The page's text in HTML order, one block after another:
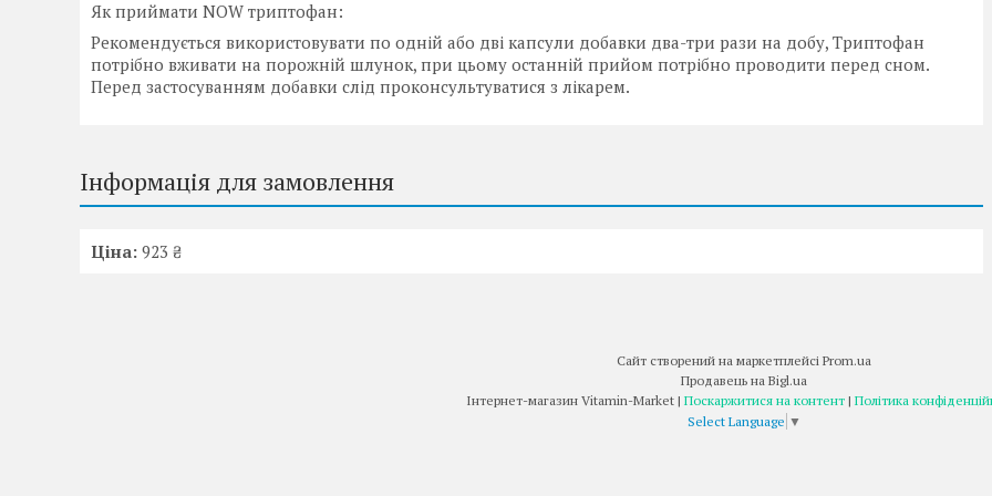
Як приймати NOW триптофан:
Рекомендується використовувати по одній або дві капсули добавки два-три рази на добу, Триптофан
потрібно вживати на порожній шлунок, при цьому останній прийом потрібно проводити перед сном.
Перед застосуванням добавки слід проконсультуватися з лікарем.
Інформація для замовлення
Ціна: 923 ₴
Сайт створений на маркетплейсі Prom.ua
Продавець на Bigl.ua
Інтернет-магазин Vitamin-Market | Поскаржитися на контент | Політика
Select Language ▼